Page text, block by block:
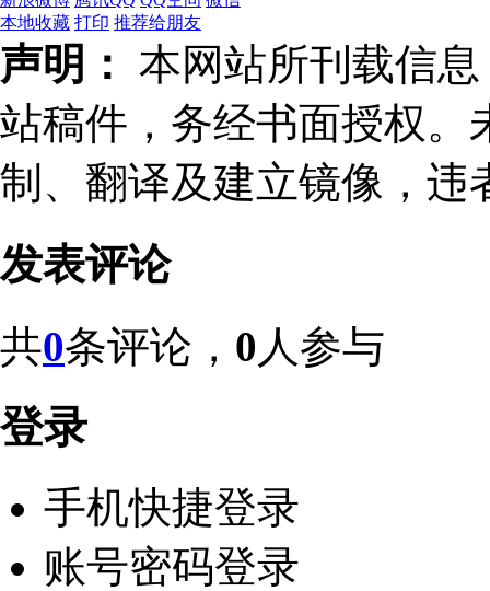
本地收藏 打印 推荐给朋友
声明： 本网站所刊载信
站稿件，务经书面授权。
制、翻译及建立镜像，违
发表评论
共0条评论， 0 人参与
登录
手机快捷登录
账号密码登录